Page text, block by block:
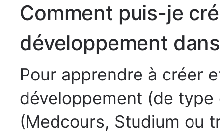
Comment puis-je
développement
Pour apprendre à créer
développement (de
(Medcours, Studium ou